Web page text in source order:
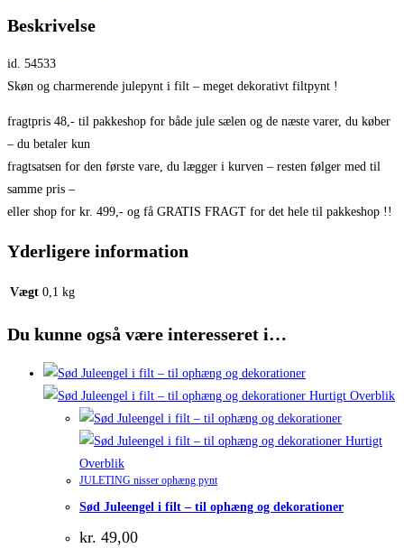
Beskrivelse
id. 54533
Skøn og charmerende julepynt i filt – meget dekorativt filtpynt !
fragtpris 48,- til pakkeshop for både jule sælen og de næste varer, du køber
– du betaler kun
fragtsatsen for den første vare, du lægger i kurven – resten følger med til
samme pris –
eller shop for kr. 499,- og få GRATIS FRAGT for det hele til pakkeshop !!
Yderligere information
Vægt 0,1 kg
Du kunne også være interesseret i…
Hurtigt Overblik
Hurtigt
Overblik
JULETING nisser ophæng pynt
Sød Juleengel i filt – til ophæng og dekorationer
kr. 49,00